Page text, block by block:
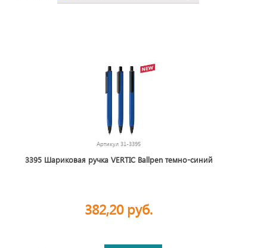
Артикул 31-3395
3395 Шариковая ручка VERTIC Ballpen темно-синий
382,20 руб.